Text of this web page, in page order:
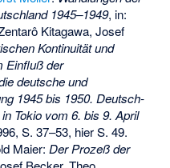
1945–1949, in:
Kitagawa, Josef
Kontinuität und
Einfluß der
deutsche und
1945 bis 1950. Deutsch-
Tokio vom 6. bis 9. April
S. 37–53, hier S. 49.
Maier:Der Prozeß der